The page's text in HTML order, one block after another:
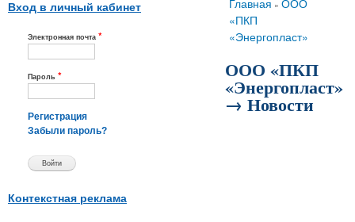
Вход в личный кабинет
Электронная почта *
Пароль *
Регистрация
Забыли пароль?
Контекстная реклама
Вы здесь
Главная » ООО
«ПКП
«Энергопласт»
ООО «ПКП
«Энергопласт»
→ Новости